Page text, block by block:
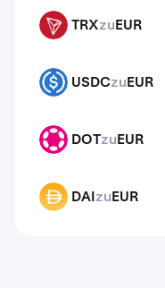
TRX TRXzuEUR
USDC USDCzuEUR
DOTzuEUR
DAI DAIzuEUR